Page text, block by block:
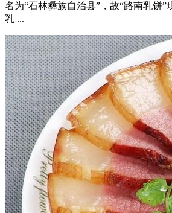
名为“石林彝族自治县”，故“路南乳饼”
乳 ...